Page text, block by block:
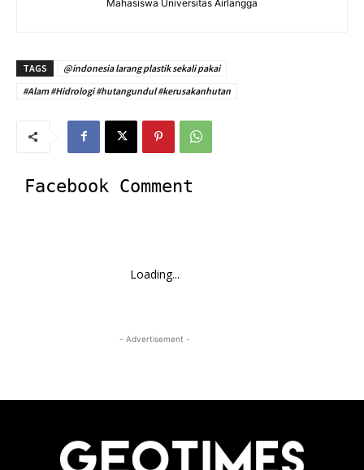
Mahasiswa Universitas Airlangga
TAGS
@indonesia larang plastik sekali pakai
#Alam #Hidrologi #hutangundul #kerusakanhutan
Facebook Comment
Loading...
- Advertisement -